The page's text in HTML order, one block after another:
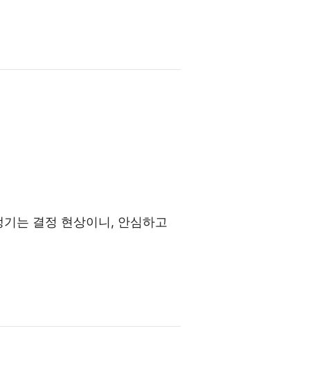
는 결정 현상이니, 안심하고